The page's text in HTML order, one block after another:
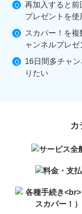
再加入すると
プレゼントを
スカパー！を
ャンネルプレ
16日間多チャ
りたい
カ